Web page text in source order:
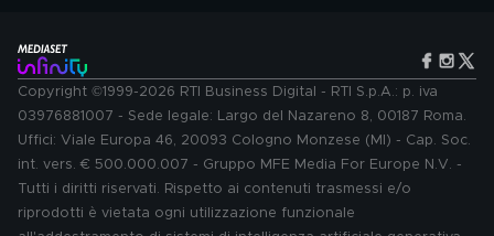
Copyright ©1999-2026 RTI Business Digital - RTI S.p.A.: p. iva
03976881007 - Sede legale: Largo del Nazareno 8, 00187 Roma.
Uffici: Viale Europa 46, 20093 Cologno Monzese (MI) - Cap. Soc.
int. vers. € 500.000.007 - Gruppo MFE Media For Europe N.V. -
Tutti i diritti riservati. Rispetto ai contenuti trasmessi e/o
riprodotti è vietata ogni utilizzazione funzionale